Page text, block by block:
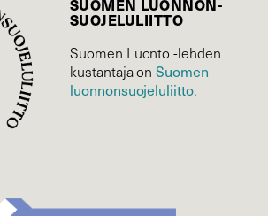
SUOMEN LUONNON­
SUOJELU­LIITTO
Suomen Luonto -lehden
kustantaja onSuomen
luonnonsuojelu­liitto.